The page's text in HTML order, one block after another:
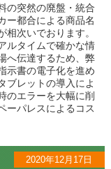
の突然の廃盤・統合
ー都合による商品名
相次いでおります。
ルタイムで確かな情
へ伝達するため、弊
示書の電子化を進め
ブレットの導入によ
のエラーを大幅に削
ーパレスによるコス
2020年12月17日